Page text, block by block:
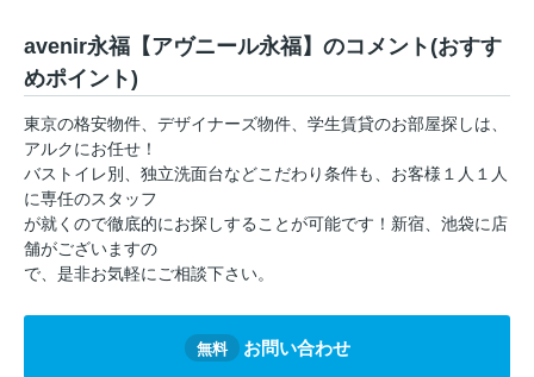
avenir永福【アヴニール永福】のコメント(おすす
めポイント)
東京の格安物件、デザイナーズ物件、学生賃貸のお部屋探しは、
アルクにお任せ！
バストイレ別、独立洗面台などこだわり条件も、お客様１人１人
に専任のスタッフ
が就くので徹底的にお探しすることが可能です！新宿、池袋に店
舗がございますの
で、是非お気軽にご相談下さい。
無料 お問い合わせ